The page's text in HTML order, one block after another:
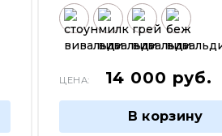
ЦЕНА: 14 000 руб.
В корзину